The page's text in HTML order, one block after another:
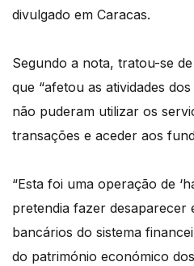
divulgado em Caracas.
Segundo a nota, tratou-se
que “afetou as atividades
não puderam utilizar os
transações e aceder aos
“Esta foi uma operação de
pretendia fazer desaparecer
bancários do sistema
do património económico